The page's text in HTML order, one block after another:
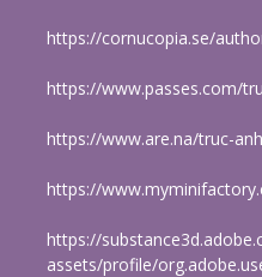
https://cornucopia.se/
https://www.passes.com/
https://www.are.na/truc-
https://
https://
assets/profile/